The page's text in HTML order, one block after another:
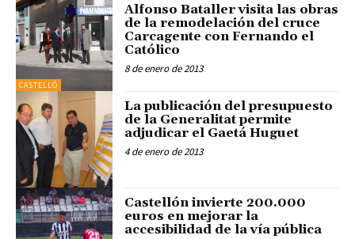
CASTELLÓ
Alfonso Bataller visita las obras
de la remodelación del cruce
Carcagente con Fernando el
Católico
8 de enero de 2013
La publicación del presupuesto
de la Generalitat permite
adjudicar el Gaetá Huguet
4 de enero de 2013
Castellón invierte 200.000
euros en mejorar la
accesibilidad de la vía pública